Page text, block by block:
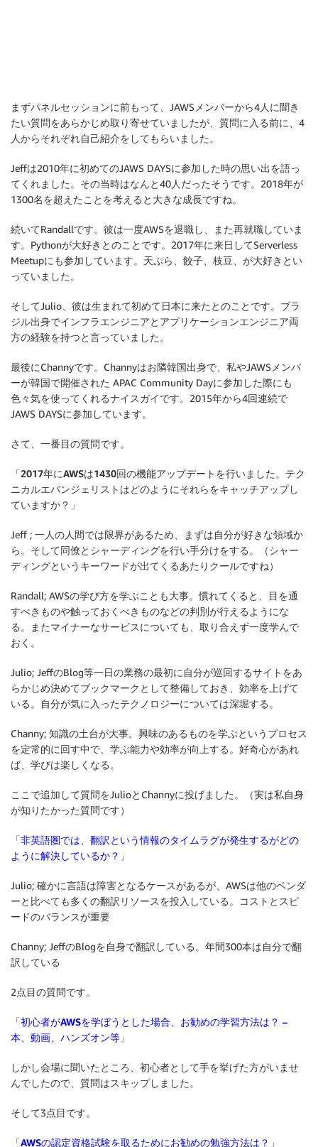
まずパネルセッションに前もって、JAWSメンバーから4人に聞き
たい質問をあらかじめ取り寄せていましたが、質問に入る前に、4
人からそれぞれ自己紹介をしてもらいました。
Jeffは2010年に初めてのJAWS DAYSに参加した時の思い出を語っ
てくれました。その当時はなんと40人だったそうです。2018年が
1300名を超えたことを考えると大きな成長ですね。
続いてRandallです。彼は一度AWSを退職し、また再就職していま
す。Pythonが大好きとのことです。2017年に来日してServerless
Meetupにも参加しています。天ぷら、餃子、枝豆、が大好きとい
っていました。
そしてJulio、彼は生まれて初めて日本に来たとのことです。ブラ
ジル出身でインフラエンジニアとアプリケーションエンジニア両
方の経験を持つと言っていました。
最後にChannyです。Channyはお隣韓国出身で、私やJAWSメンバ
ーが韓国で開催された APAC Community Dayに参加した際にも
色々気を使ってくれるナイスガイです。2015年から4回連続で
JAWS DAYSに参加しています。
さて、一番目の質問です。
「2017年にAWSは1430回の機能アップデートを行いました。テク
ニカルエバンジェリストはどのようにそれらをキャッチアップし
ていますか？ 」
Jeff ; 一人の人間では限界があるため、まずは自分が好きな領域か
ら。そして同僚とシャーディングを行い手分けをする。（シャー
ディングというキーワードが出てくるあたりクールですね）
Randall; AWSの学び方を学ぶことも大事。慣れてくると、目を通
すべきものや触っておくべきものなどの判別が行えるようにな
る。またマイナーなサービスについても、取り合えず一度学んで
おく。
Julio; JeffのBlog等一日の業務の最初に自分が巡回するサイトをあ
らかじめ決めてブックマークとして整備しておき、効率を上げて
いる。自分が気に入ったテクノロジーについては深堀する。
Channy; 知識の土台が大事。興味のあるものを学ぶというプロセス
を定常的に回す中で、学ぶ能力や効率が向上する。好奇心があれ
ば、学びは楽しくなる。
ここで追加して質問をJulioとChannyに投げました。（実は私自身
が知りたかった質問です）
「非英語圏では、翻訳という情報のタイムラグが発生するがどの
ように解決しているか？ 」
Julio; 確かに言語は障害となるケースがあるが、AWSは他のベンダ
ーと比べても多くの翻訳リソースを投入している。コストとスピ
ードのバランスが重要
Channy; JeffのBlogを自身で翻訳している。年間300本は自分で翻
訳している
2点目の質問です。
「初心者がAWSを学ぼうとした場合、お勧めの学習方法は？ –
本、動画、ハンズオン等 」
しかし会場に聞いたところ、初心者として手を挙げた方がいませ
んでしたので、質問はスキップしました。
そして3点目です。
「AWSの認定資格試験を取るためにお勧めの勉強方法は？ 」